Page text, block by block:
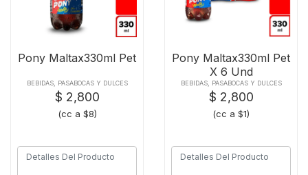
Pony Maltax330ml Pet
BEBIDAS, PASABOCAS Y DULCES
$ 2,800
(cc a $8)
Pony Maltax330ml Pet
X 6 Und
BEBIDAS, PASABOCAS Y DULCES
$ 2,800
(cc a $1)